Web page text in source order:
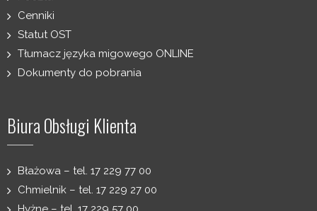
Cenniki
Statut OST
Tłumacz języka migowego ONLINE
Dokumenty do pobrania
Biura Obsługi Klienta
Błażowa – tel. 17 229 77 00
Chmielnik – tel. 17 229 27 00